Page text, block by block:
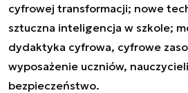
cyfrowej transformacji; nowe
sztuczna inteligencja w szkole;
dydaktyka cyfrowa, cyfrowe
wyposażenie uczniów,
bezpieczeństwo.